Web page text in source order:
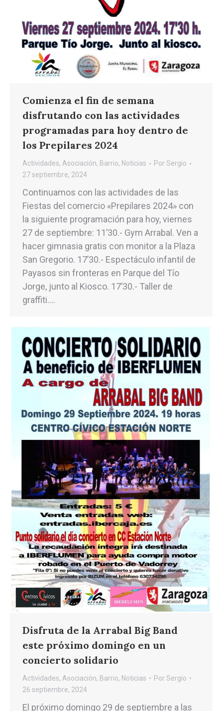
Comienza el fin de semana
disfrutando con las actividades
programadas para hoy dentro de
los Prepilares 2024
Actividades, Asociación, Barrio, Noticias PorSergio
27 septiembre, 2024
Continuamos con las actividades de las
Fiestas del comercio «Prepilares 2024» con
la siguiente programación para hoy, viernes
27 de septiembre: 11’30.- Gym Arrabal. Ven a
hacer gimnasia gratis con monitor a la Plaza
San Gregorio. 17’30.- Espectáculo infantil de
Payasos sin fronteras en Parque del Tío
Jorge, junto al Kiosco. 17’30.- Taller de
graffiti.…
Disfruta de la Arrabal Big Band
este próximo domingo en un
concierto solidario
Actividades, Asociación, Barrio, Noticias PorSergio
26 septiembre, 2024
El próximo domingo 29 de septiembre a las